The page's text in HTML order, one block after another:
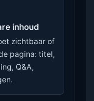
inhoud
zichtbaar of
pagina: titel,
Q&A,